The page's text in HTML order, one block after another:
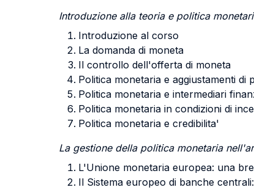
Introduzione alla teoria e politica
Introduzione al corso
La domanda di moneta
Il controllo dell'offerta di moneta
Politica monetaria e aggiustamenti di
Politica monetaria e intermediari
Politica monetaria in condizioni di
Politica monetaria e credibilita'
La gestione della politica monetaria
L'Unione monetaria europea: una
Il Sistema europeo di banche